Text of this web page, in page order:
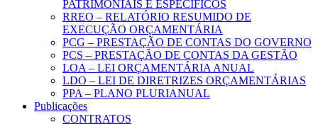
PATRIMONIAIS E ESPECÍFICOS
RREO – RELATÓRIO RESUMIDO DE
EXECUÇÃO ORÇAMENTÁRIA
PCG – PRESTAÇÃO DE CONTAS DO GOVERNO
PCS – PRESTAÇÃO DE CONTAS DA GESTÃO
LOA – LEI ORÇAMENTÁRIA ANUAL
LDO – LEI DE DIRETRIZES ORÇAMENTÁRIAS
PPA – PLANO PLURIANUAL
Publicações
CONTRATOS